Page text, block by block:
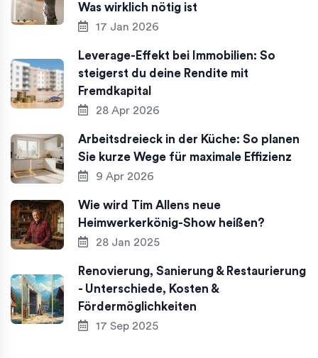
Was wirklich nötig ist
17 Jan 2026
Leverage-Effekt bei Immobilien: So
steigerst du deine Rendite mit
Fremdkapital
28 Apr 2026
Arbeitsdreieck in der Küche: So planen
Sie kurze Wege für maximale Effizienz
9 Apr 2026
Wie wird Tim Allens neue
Heimwerkerkönig-Show heißen?
28 Jan 2025
Renovierung, Sanierung & Restaurierung
- Unterschiede, Kosten &
Fördermöglichkeiten
17 Sep 2025